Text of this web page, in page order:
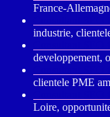
France-
industrie,
developpement,
clientele PME
Loire,